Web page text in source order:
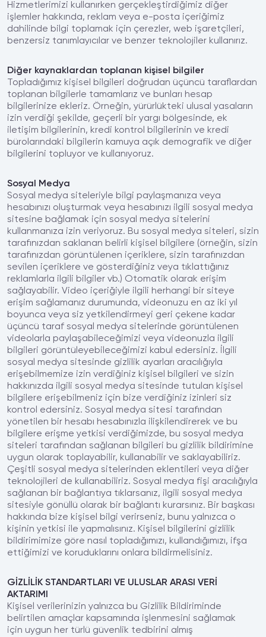
Hizmetlerimizi kullanırken gerçekleştirdiğimiz diğer
işlemler hakkında, reklam veya e-posta içeriğimiz
dahilinde bilgi toplamak için çerezler, web işaretçileri,
benzersiz tanımlayıcılar ve benzer teknolojiler kullanırız.
Diğer kaynaklardan toplanan kişisel bilgiler
Topladığımız kişisel bilgileri doğrudan üçüncü taraflardan
toplanan bilgilerle tamamlarız ve bunları hesap
bilgilerinize ekleriz. Örneğin, yürürlükteki ulusal yasaların
izin verdiği şekilde, geçerli bir yargı bölgesinde, ek
iletişim bilgilerinin, kredi kontrol bilgilerinin ve kredi
bürolarındaki bilgilerin kamuya açık demografik ve diğer
bilgilerini topluyor ve kullanıyoruz.
Sosyal Medya
Sosyal medya siteleriyle bilgi paylaşmanıza veya
hesabınızı oluşturmak veya hesabınızı ilgili sosyal medya
sitesine bağlamak için sosyal medya sitelerini
kullanmanıza izin veriyoruz. Bu sosyal medya siteleri, sizin
tarafınızdan saklanan belirli kişisel bilgilere (örneğin, sizin
tarafınızdan görüntülenen içeriklere, sizin tarafınızdan
sevilen içeriklere ve gösterdiğiniz veya tıklattığınız
reklamlarla ilgili bilgiler vb.) Otomatik olarak erişim
sağlayabilir. Video içeriğiyle ilgili herhangi bir siteye
erişim sağlamanız durumunda, videonuzu en az iki yıl
boyunca veya siz yetkilendirmeyi geri çekene kadar
üçüncü taraf sosyal medya sitelerinde görüntülenen
videolarla paylaşabileceğimizi veya videonuzla ilgili
bilgileri görüntüleyebileceğimizi kabul edersiniz. İlgili
sosyal medya sitesinde gizlilik ayarları aracılığıyla
erişebilmemize izin verdiğiniz kişisel bilgileri ve sizin
hakkınızda ilgili sosyal medya sitesinde tutulan kişisel
bilgilere erişebilmeniz için bize verdiğiniz izinleri siz
kontrol edersiniz. Sosyal medya sitesi tarafından
yönetilen bir hesabı hesabınızla ilişkilendirerek ve bu
bilgilere erişme yetkisi verdiğimizde, bu sosyal medya
siteleri tarafından sağlanan bilgileri bu gizlilik bildirimine
uygun olarak toplayabilir, kullanabilir ve saklayabiliriz.
Çeşitli sosyal medya sitelerinden eklentileri veya diğer
teknolojileri de kullanabiliriz. Sosyal medya fişi aracılığıyla
sağlanan bir bağlantıya tıklarsanız, ilgili sosyal medya
sitesiyle gönüllü olarak bir bağlantı kurarsınız. Bir başkası
hakkında bize kişisel bilgi verirseniz, bunu yalnızca o
kişinin yetkisi ile yapmalısınız. Kişisel bilgilerini gizlilik
bildirimimize göre nasıl topladığımızı, kullandığımızı, ifşa
ettiğimizi ve koruduklarını onlara bildirmelisiniz.
GİZLİLİK STANDARTLARI VE ULUSLAR ARASI VERİ
AKTARIMI
Kişisel verilerinizin yalnızca bu Gizlilik Bildiriminde
belirtilen amaçlar kapsamında işlenmesini sağlamak
için uygun her türlü güvenlik tedbirini almış